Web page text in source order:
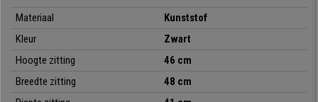
kunststof,
een robuust materiaal dat ook onderhoudsvriendelijk is.
Hij is verkrijgbaar in verschillende kleuren , zodat u degene kunt kiezen
die het beste bij uw behoeften en de ruimte past.
Het is een stoel met een ergonomische vormgeving
Materiaal
Kunststof
Kleur
Zwart
Hoogte zitting
46 cm
Breedte zitting
48 cm